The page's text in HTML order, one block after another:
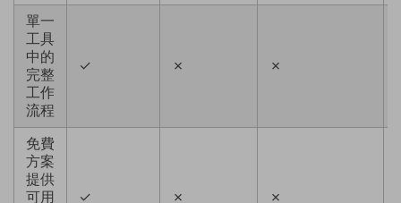
單一
工具
中的
完整
工作
流程
✓ ✗ ✗
免費
方案
提供
可用
✓ ✗ ✗